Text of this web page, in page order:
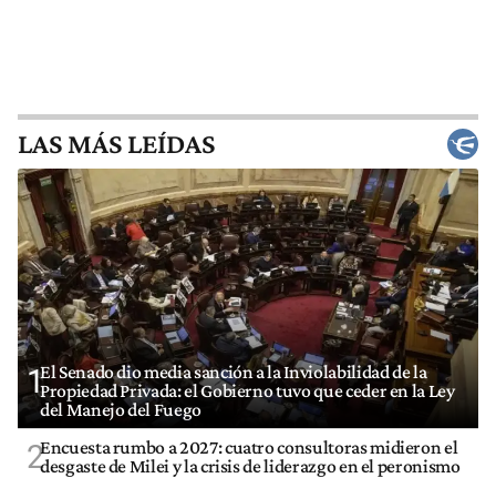
LAS MÁS LEÍDAS
1El Senado dio media sanción a la Inviolabilidad de la
Propiedad Privada: el Gobierno tuvo que ceder en la Ley
del Manejo del Fuego
2Encuesta rumbo a 2027: cuatro consultoras midieron el
desgaste de Milei y la crisis de liderazgo en el peronismo